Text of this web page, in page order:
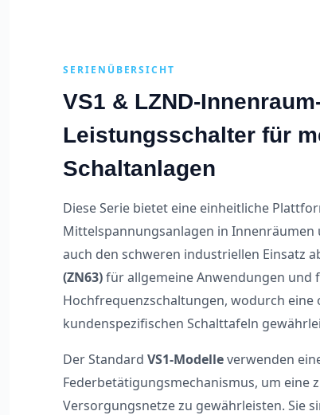
SERIENÜBERSICHT
VS1 & LZND-
Leistungsschalter für
Schaltanlagen
Diese Serie bietet eine einheitliche
Mittelspannungsanlagen in
auch den schweren industriellen Einsatz
(ZN63)für allgemeine Anwendungen und
Hochfrequenzschaltungen, wodurch eine
kundenspezifischen Schalttafeln
Der StandardVS1-Modelleverwenden
Federbetätigungsmechanismus, um eine
Versorgungsnetze zu gewährleisten. Sie